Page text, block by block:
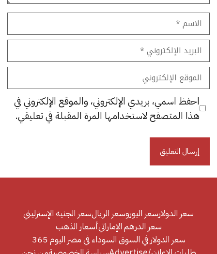
الاسم
البريد
الإلكتروني
الموقع
الإلكتروني
احفظ اسمي، بريدي الإلكتروني، والموقع الإلكتروني في
هذا المتصفح لاستخدامها المرة المقبلة في تعليقي.
سعر الدولارسعر اليوروسعر الريالسعر الجنيه الإسترليني
سعر الدرهم الإماراتيأسعار الذهب
سعر الدولار في السوق السوداء في مصر اليوم 365